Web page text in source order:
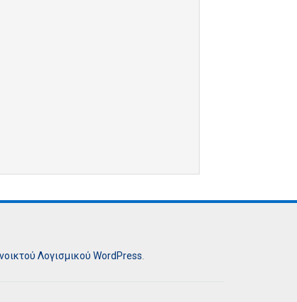
Λογισμικού WordPress